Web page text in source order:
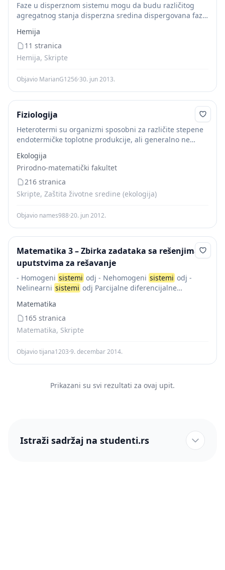
Faze u disperznom sistemu mogu da budu različitog
agregatnog stanja disperzna sredina dispergovana faza
tečna emulzije (ulje u vodi; vode u ulju)...
Hemija
11 stranica
Hemija, Skripte
Objavio MarianG1256·30. jun 2013.
Fiziologija
Heterotermi su organizmi sposobni za različite stepene
endotermičke toplotne produkcije, ali generalno ne
Oni mogu biti podeljeni u dve grupe: regionalni i
privremeni...
Ekologija
Prirodno-matematički fakultet
216 stranica
Skripte, Zaštita životne sredine (ekologija)
Objavio names988·20. jun 2012.
Matematika 3 – Zbirka zadataka sa rešenjima i
uputstvima za rešavanje
- Homogeni sistemi odj - Nehomogeni sistemi odj -
Nelinearni sistemi odj Parcijalne diferencijalne
- Kvazilinearne parcijalne diferencijalne jednačine 2
www.puskice.org Treći zadatak Treći...
Matematika
165 stranica
Matematika, Skripte
Objavio tijana1203·9. decembar 2014.
Prikazani su svi rezultati za ovaj upit.
Istraži sadržaj na studenti.rs